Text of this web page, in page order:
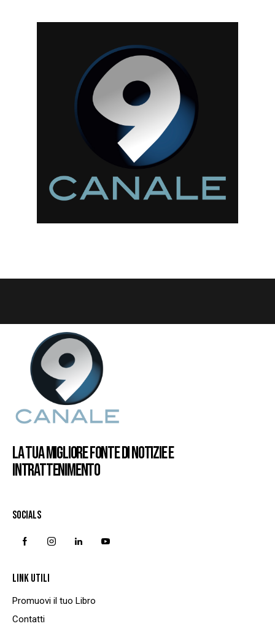
LA TUA MIGLIORE FONTE DI NOTIZIE E
INTRATTENIMENTO
SOCIALS
LINK UTILI
Promuovi il tuo Libro
Contatti